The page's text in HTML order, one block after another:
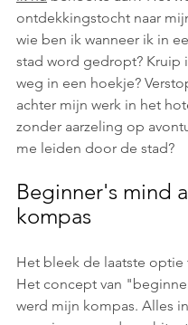
ontdekkingstocht naar
wie ben ik wanneer ik in
stad word gedropt? Kruip
weg in een hoekje?
achter mijn werk in het
zonder aarzeling op
me leiden door de stad?
Beginner's mind
kompas
Het bleek de laatste optie
Het concept van
werd mijn kompas. Alles